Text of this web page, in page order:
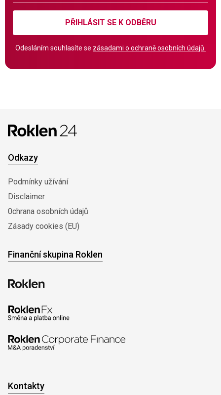
PŘIHLÁSIT SE K ODBĚRU
Odesláním souhlasíte se zásadami o ochraně osobních údajů.
Odkazy
Podmínky užívání
Disclaimer
0chrana osobních údajů
Zásady cookies (EU)
Finanční skupina Roklen
Kontakty